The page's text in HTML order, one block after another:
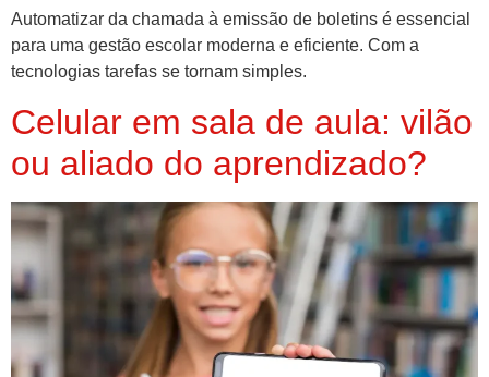
Automatizar da chamada à emissão de boletins é essencial
para uma gestão escolar moderna e eficiente. Com a
tecnologias tarefas se tornam simples.
Celular em sala de aula: vilão
ou aliado do aprendizado?